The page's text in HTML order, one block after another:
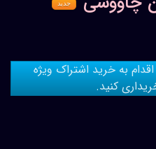
جدید
به خرید اشتراک ویژه
کنید.